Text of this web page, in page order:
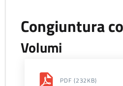
Congiuntura
Volumi
PDF (232KB)